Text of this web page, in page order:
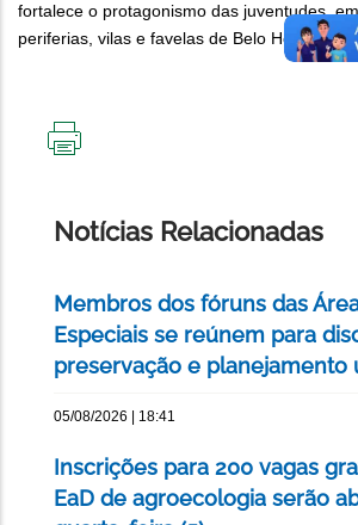
fortalece o protagonismo das juventudes,
periferias, vilas e favelas de Belo Horizonte.
Notícias Relacionadas
Membros dos fóruns das
Especiais se reúnem para
preservação e planejamento
05/08/2026 | 18:41
Inscrições para 200 vagas
EaD de agroecologia serão